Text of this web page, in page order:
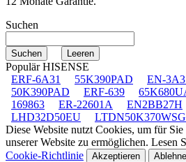
Suchen
Populär HISENSE
ERF-6A31
55K390PAD EN-
50K390PAD
ERF-639
169863
ER-22601A EN2BB27H
LHD32D50EU
Diese Website nutzt Cookies, um für Sie
unserer Website zu ermöglichen. Lesen
Cookie-Richtlinie
Akzeptieren